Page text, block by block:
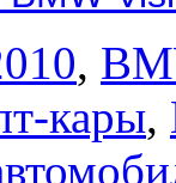
,
кары,